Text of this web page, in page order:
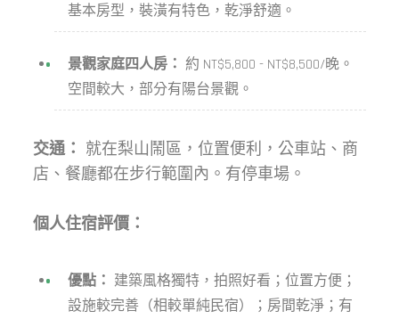
基本房型，裝潢有特色，乾淨舒適。
景觀家庭四人房： 約 NT$5,800 - NT$8,500/晚。
空間較大，部分有陽台景觀。
交通： 就在梨山鬧區，位置便利，公車站、商
店、餐廳都在步行範圍內。有停車場。
個人住宿評價：
優點： 建築風格獨特，拍照好看；位置方便；
設施較完善（相較單純民宿）；房間乾淨；有